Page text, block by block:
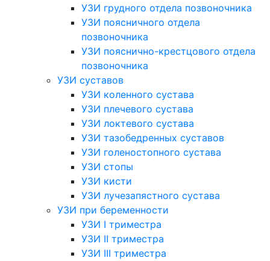
УЗИ грудного отдела позвоночника
УЗИ поясничного отдела
позвоночника
УЗИ пояснично-крестцового отдела
позвоночника
УЗИ суставов
УЗИ коленного сустава
УЗИ плечевого сустава
УЗИ локтевого сустава
УЗИ тазобедренных суставов
УЗИ голеностопного сустава
УЗИ стопы
УЗИ кисти
УЗИ лучезапястного сустава
УЗИ при беременности
УЗИ I триместра
УЗИ II триместра
УЗИ III триместра